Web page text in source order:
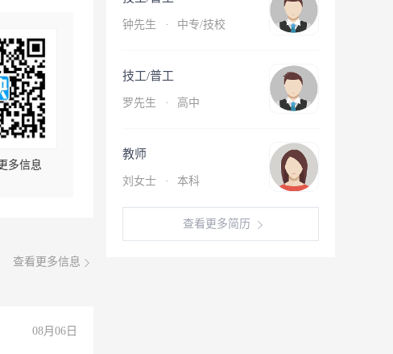
多信息
查看更多信息
08月06日
钟先生 · 中专/技校
技工/普工
罗先生 · 高中
教师
刘女士 · 本科
查看更多简历